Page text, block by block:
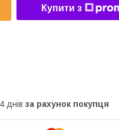
Купити з
днів за рахунок покупця